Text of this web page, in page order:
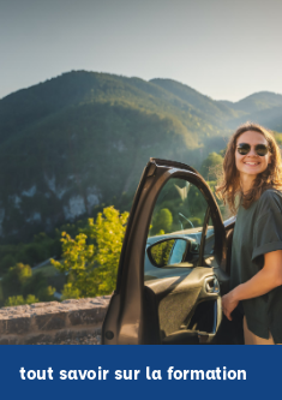
tout savoir sur la formation